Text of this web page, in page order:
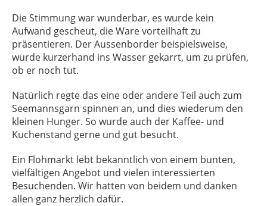
Die Stimmung war wunderbar, es wurde kein
Aufwand gescheut, die Ware vorteilhaft zu
präsentieren. Der Aussenborder beispielsweise,
wurde kurzerhand ins Wasser gekarrt, um zu prüfen,
ob er noch tut.
Natürlich regte das eine oder andere Teil auch zum
Seemannsgarn spinnen an, und dies wiederum den
kleinen Hunger. So wurde auch der Kaffee- und
Kuchenstand gerne und gut besucht.
Ein Flohmarkt lebt bekanntlich von einem bunten,
vielfältigen Angebot und vielen interessierten
Besuchenden. Wir hatten von beidem und danken
allen ganz herzlich dafür.